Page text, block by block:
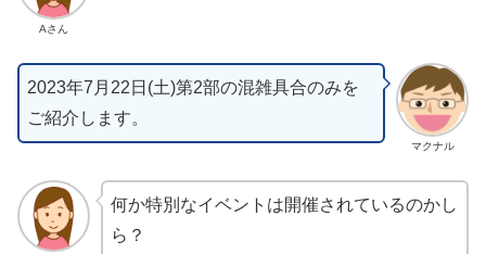
Aさん
マクナル
2023年7月22日(土)第2部の混雑具合のみを
ご紹介します。
何か特別なイベントは開催されているのかし
ら？